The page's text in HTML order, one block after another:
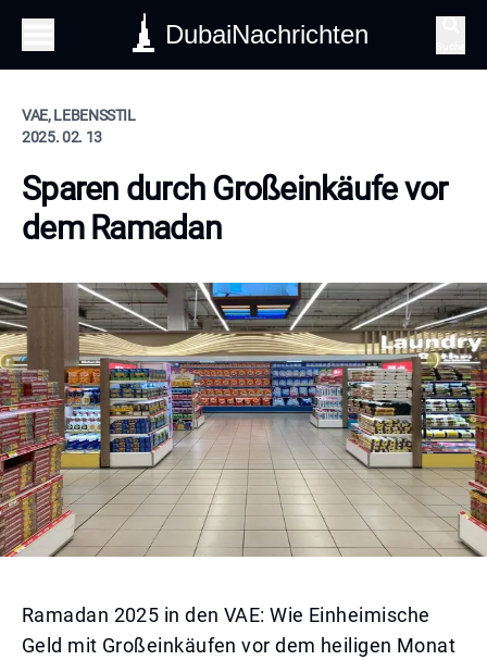
DubaiNachrichten
VAE, LEBENSSTIL
2025. 02. 13
Sparen durch Großeinkäufe vor
dem Ramadan
Ramadan 2025 in den VAE: Wie Einheimische
Geld mit Großeinkäufen vor dem heiligen Monat